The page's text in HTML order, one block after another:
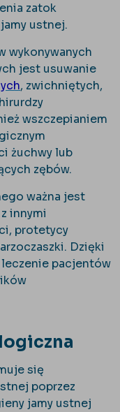
zatok
ustnej.
wykonywanych
jest usuwanie
, zwichniętych,
wszczepianiem
żuchwy lub
zębów.
ważna jest
innymi
protetycy
Dzięki
pacjentów
się
poprzez
jamy ustnej